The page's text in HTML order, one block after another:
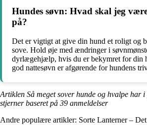
Hundes søvn: Hvad skal jeg
på?
Det er vigtigt at give din hund et roligt og
sove. Hold øje med ændringer i
dyrlægehjælp, hvis du er bekymret for din
god nattesøvn er afgørende for hundens
Artiklen Så meget sover hunde og hvalpe har i
stjerner baseret på 39 anmeldelser
Andre populære artikler: Sorte Lanterner –